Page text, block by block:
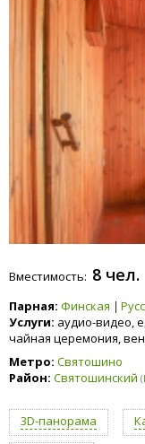
Вместимость: 8 чел.
Парная: Финская
Услуги: аудио-видео,
чайная церемония,
Метро: Святошино
Район: Святошинский (
3D-панорама